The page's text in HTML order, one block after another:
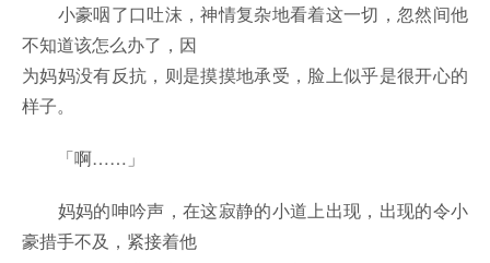
小豪咽了口吐沫，神情复杂地看着这一切，忽然间他
不知道该怎么办了，因
为妈妈没有反抗，则是摸摸地承受，脸上似乎是很开心的
样子。
「啊……」
妈妈的呻吟声，在这寂静的小道上出现，出现的令小
豪措手不及，紧接着他